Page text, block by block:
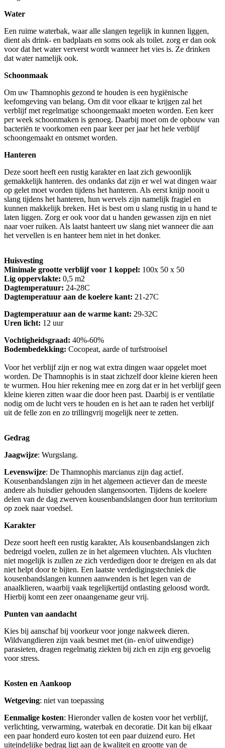
Water
Een ruime waterbak, waar alle slangen tegelijk in kunnen liggen,
dient als drink- en badplaats en soms ook als toilet. zorg er dan ook
voor dat het water ververst wordt wanneer het vies is. Ze drinken
dat water namelijk ook.
Schoonmaak
Om uw Thamnophis gezond te houden is een hygiënische
leefomgeving van belang. Om dit voor elkaar te krijgen zal het
verblijf met regelmatige schoongemaakt moeten worden. Een keer
per week schoonmaken is genoeg. Daarbij moet om de opbouw van
bacteriën te voorkomen een paar keer per jaar het hele verblijf
schoongemaakt en ontsmet worden.
Hanteren
Deze soort heeft een rustig karakter en laat zich gewoonlijk
gemakkelijk hanteren. des ondanks dat zijn er wel wat dingen waar
op gelet moet worden tijdens het hanteren. Als eerst knijp nooit u
slang tijdens het hanteren, hun wervels zijn namelijk fragiel en
kunnen makkelijk breken. Het is best om u slang rustig in u hand te
laten liggen. Zorg er ook voor dat u handen gewassen zijn en niet
naar voer ruiken. Als laatst hanteert uw slang niet wanneer die aan
het vervellen is en hanteer hem niet in het donker.
Huisvesting
Minimale grootte verblijf voor 1 koppel: 100x 50 x 50
Lig oppervlakte: 0,5 m2
Dagtemperatuur: 24-28C
Dagtemperatuur aan de koelere kant: 21-27C
Dagtemperatuur aan de warme kant: 29-32C
Uren licht: 12 uur
Vochtigheidsgraad: 40%-60%
Bodembedekking: Cocopeat, aarde of turfstrooisel
Voor het verblijf zijn er nog wat extra dingen waar opgelet moet
worden. De Thamnophis is in staat zichzelf door kleine kieren heen
te wurmen. Hou hier rekening mee en zorg dat er in het verblijf geen
kleine kieren zitten waar die door heen past. Daarbij is er ventilatie
nodig om de lucht vers te houden en is het aan te raden het verblijf
uit de felle zon en zo trillingvrij mogelijk neer te zetten.
Gedrag
Jaagwijze: Wurgslang.
Levenswijze: De Thamnophis marcianus zijn dag actief.
Kousenbandslangen zijn in het algemeen actiever dan de meeste
andere als huisdier gehouden slangensoorten. Tijdens de koelere
delen van de dag zwerven kousenbandslangen door hun territorium
op zoek naar voedsel.
Karakter
Deze soort heeft een rustig karakter, Als kousenbandslangen zich
bedreigd voelen, zullen ze in het algemeen vluchten. Als vluchten
niet mogelijk is zullen ze zich verdedigen door te dreigen en als dat
niet helpt door te bijten. Een laatste verdedigingstechniek die
kousenbandslangen kunnen aanwenden is het legen van de
anaalklieren, waarbij vaak tegelijkertijd ontlasting geloosd wordt.
Hierbij komt een zeer onaangename geur vrij.
Punten van aandacht
Kies bij aanschaf bij voorkeur voor jonge nakweek dieren.
Wildvangdieren zijn vaak besmet met (in- en/of uitwendige)
parasieten, dragen regelmatig ziekten bij zich en zijn erg gevoelig
voor stress.
Kosten en Aankoop
Wetgeving: niet van toepassing
Eenmalige kosten: Hieronder vallen de kosten voor het verblijf,
verlichting, verwarming, waterbak en decoratie. Dit kan bij elkaar
een paar honderd euro kosten tot een paar duizend euro. Het
uiteindelijke bedrag ligt aan de kwaliteit en grootte van de